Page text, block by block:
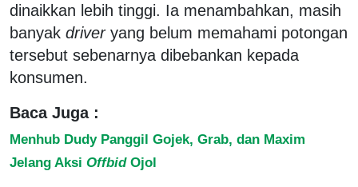
dinaikkan lebih tinggi. Ia menambahkan, masih
banyak driveryang belum memahami potongan
tersebut sebenarnya dibebankan kepada
konsumen.
Baca Juga :
Menhub Dudy Panggil Gojek, Grab, dan Maxim
Jelang Aksi OffbidOjol